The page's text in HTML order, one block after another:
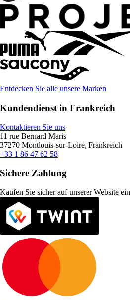
Entdecken Sie alle unsere Marken
Kundendienst in Frankreich
Kontaktieren Sie uns
11 rue Bernard Maris
37270 Montlouis-sur-Loire, Frankreich
+33 1 86 47 62 58
Sichere Zahlung
Kaufen Sie sicher auf unserer Website ein